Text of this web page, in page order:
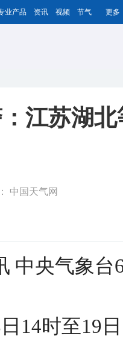
业产品 资讯 视频 节气 更多
江苏湖
中国天气网
中央气象台
14时至19